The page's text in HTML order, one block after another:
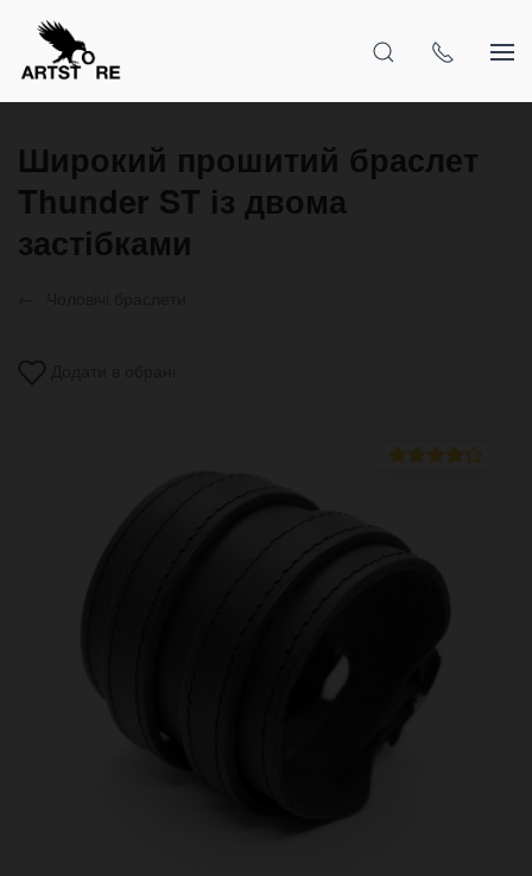
Широкий прошитий браслет
Thunder ST із двома
застібками